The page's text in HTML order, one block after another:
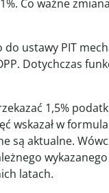
Co ważne
do ustawy PIT
Dotychczas
1,5%
wskazał w
są aktualne.
wykazanego
latach.